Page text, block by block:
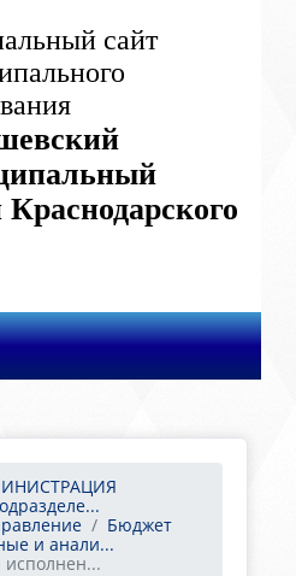
сайт
Краснодарского
Бюджет
и анали...